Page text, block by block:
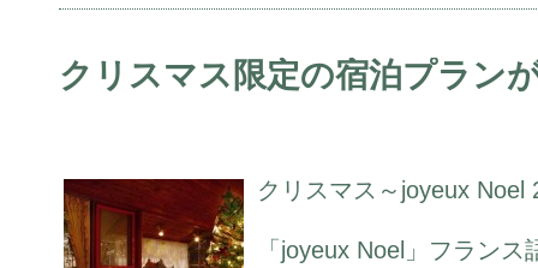
クリスマス限定の宿泊プラン
クリスマス～joyeux Noel
「joyeux Noel」フラン